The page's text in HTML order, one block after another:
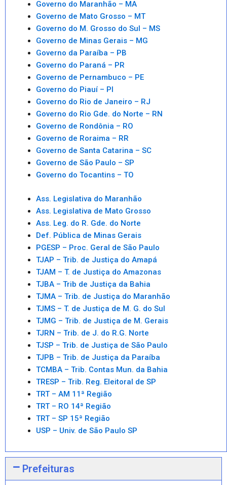
Governo do Maranhão – MA
Governo de Mato Grosso – MT
Governo do M. Grosso do Sul – MS
Governo de Minas Gerais – MG
Governo da Paraíba – PB
Governo do Paraná – PR
Governo de Pernambuco – PE
Governo do Piauí – PI
Governo do Rio de Janeiro – RJ
Governo do Rio Gde. do Norte – RN
Governo de Rondônia – RO
Governo de Roraima – RR
Governo de Santa Catarina – SC
Governo de São Paulo – SP
Governo do Tocantins – TO
Ass. Legislativa do Maranhão
Ass. Legislativa de Mato Grosso
Ass. Leg. do R. Gde. do Norte
Def. Pública de Minas Gerais
PGESP – Proc. Geral de São Paulo
TJAP – Trib. de Justiça do Amapá
TJAM – T. de Justiça do Amazonas
TJBA – Trib de Justiça da Bahia
TJMA – Trib. de Justiça do Maranhão
TJMS – T. de Justiça de M. G. do Sul
TJMG – Trib. de Justiça de M. Gerais
TJRN – Trib. de J. do R.G. Norte
TJSP – Trib. de Justiça de São Paulo
TJPB – Trib. de Justiça da Paraíba
TCMBA – Trib. Contas Mun. da Bahia
TRESP – Trib. Reg. Eleitoral de SP
TRT – AM 11ª Região
TRT – RO 14ª Região
TRT – SP 15ª Região
USP – Univ. de São Paulo SP
Prefeituras